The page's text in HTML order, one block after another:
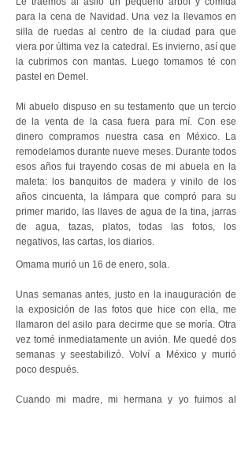
para la cena de Navidad. Una vez la llevamos en
silla de ruedas al centro de la ciudad para que
viera por última vez la catedral. Es invierno, así que
la cubrimos con mantas. Luego tomamos té con
pastel en Demel.
Mi abuelo dispuso en su testamento que un tercio
de la venta de la casa fuera para mí. Con ese
dinero compramos nuestra casa en México. La
remodelamos durante nueve meses. Durante todos
esos años fui trayendo cosas de mi abuela en la
maleta: los banquitos de madera y vinilo de los
años cincuenta, la lámpara que compró para su
primer marido, las llaves de agua de la tina, jarras
de agua, tazas, platos, todas las fotos, los
negativos, las cartas, los diarios.
Omama murió un 16 de enero, sola.
Unas semanas antes, justo en la inauguración de
la exposición de las fotos que hice con ella, me
llamaron del asilo para decirme que se moría. Otra
vez tomé inmediatamente un avión. Me quedé dos
semanas y seestabilizó. Volví a México y murió
poco después.
Cuando mi madre, mi hermana y yo fuimos al